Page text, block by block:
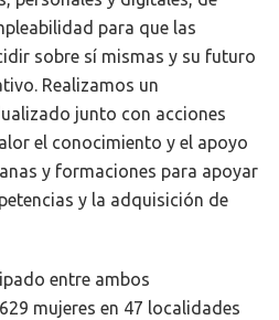
para que las
sobre sí mismas y su futuro
Realizamos un
junto con acciones
el conocimiento y el apoyo
y formaciones para apoyar
y la adquisición de
entre ambos
mujeres en 47 localidades